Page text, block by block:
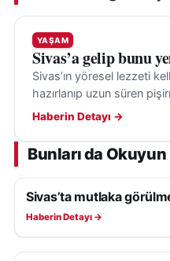
YAŞAM
Sivas’a gelip bunu
Sivas’ın yöresel lezzeti
hazırlanıp uzun süren
ziyaretçilere yöresel
Haberin Detayı →
Bunları da Okuyun
YAŞAM
Sivas’ta mutlaka
Haberin Detayı →